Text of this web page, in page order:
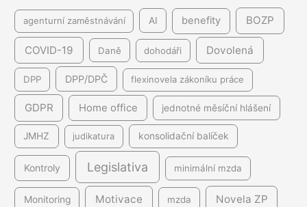
agenturní zaměstnávání AI benefity BOZP
COVID-19 Daně dohodáři Dovolená
DPP DPP/DPČ flexinovela zákoníku práce
GDPR Home office jednotné měsíční hlášení
JMHZ judikatura konsolidační balíček
Kontroly Legislativa minimální mzda
Monitoring Motivace mzda Novela ZP